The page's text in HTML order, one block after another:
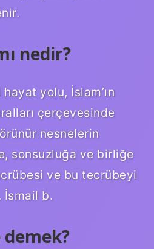
nedir?
yolu, İslam’ın
çerçevesinde
nesnelerin
sonsuzluğa ve birliğe
ve bu tecrübeyi
İsmail b.